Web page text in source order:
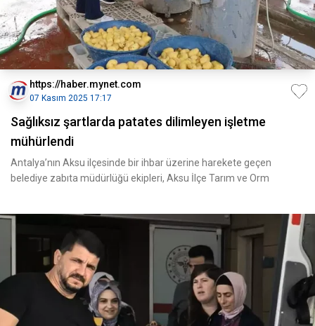
https://haber.mynet.com
07 Kasım 2025 17:17
Sağlıksız şartlarda patates dilimleyen işletme
mühürlendi
Antalya’nın Aksu ilçesinde bir ihbar üzerine harekete geçen
belediye zabıta müdürlüğü ekipleri, Aksu İlçe Tarım ve Orm